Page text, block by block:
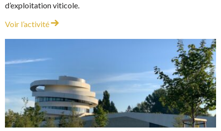
d’exploitation viticole.
Voir l’activitéChâteau du Clos de Vougeot